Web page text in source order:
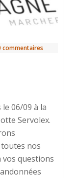
commentaires
06/09 à la
Servolex.
nos
questions